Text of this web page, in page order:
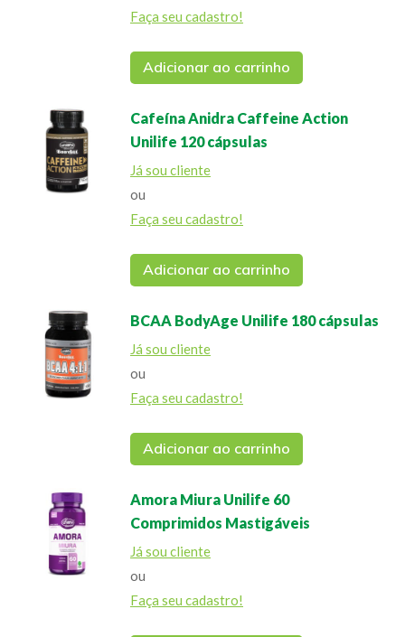
Faça seu cadastro!
Adicionar ao carrinho
Cafeína Anidra Caffeine Action
Unilife 120 cápsulas
Já sou cliente
ou
Faça seu cadastro!
Adicionar ao carrinho
BCAA BodyAge Unilife 180 cápsulas
Já sou cliente
ou
Faça seu cadastro!
Adicionar ao carrinho
Amora Miura Unilife 60
Comprimidos Mastigáveis
Já sou cliente
ou
Faça seu cadastro!